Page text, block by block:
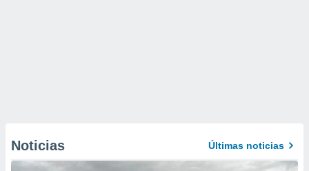
Noticias Últimas noticias